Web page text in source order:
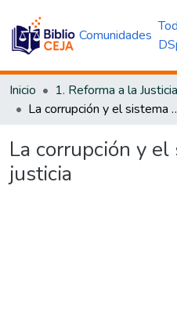
Comunidades
Inicio
La corrupción
La corrupción y el
justicia